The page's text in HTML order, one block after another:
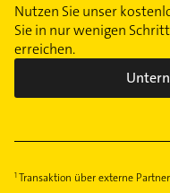
Nutzen Sie unser
Sie in nur wenigen
erreichen.
Transaktion über externe Partner